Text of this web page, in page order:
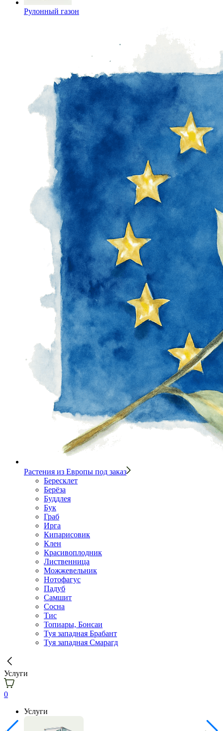
Рулонный газон
Растения из Европы под заказ
Бересклет
Берёза
Буддлея
Бук
Граб
Ирга
Кипарисовик
Клен
Красивоплодник
Лиственница
Можжевельник
Нотофагус
Падуб
Самшит
Сосна
Тис
Топиары, Бонсаи
Туя западная Брабант
Туя западная Смарагд
Услуги
0
Услуги